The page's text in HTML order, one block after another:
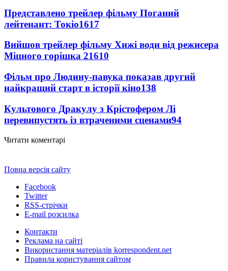
Представлено трейлер фільму Поганий
лейтенант: Токіо1617
Вийшов трейлер фільму Хижі води від режисера
Міцного горішка 21610
Фільм про Людину-павука показав другий
найкращий старт в історії кіно138
Культового Дракулу з Крістофером Лі
перевипустять із втраченими сценами94
Читати коментарі
Повна версія сайту
Facebook
Twitter
RSS-стрічки
E-mail розсилка
Контакти
Реклама на сайті
Використання матеріалів korrespondent.net
Правила користування сайтом